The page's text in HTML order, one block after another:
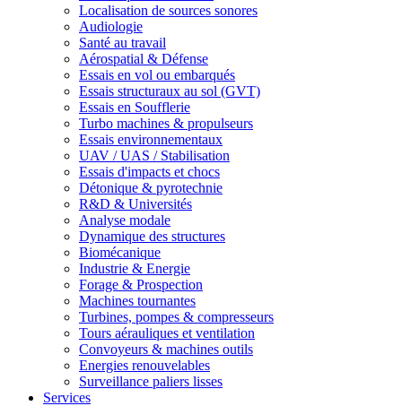
Localisation de sources sonores
Audiologie
Santé au travail
Aérospatial & Défense
Essais en vol ou embarqués
Essais structuraux au sol (GVT)
Essais en Soufflerie
Turbo machines & propulseurs
Essais environnementaux
UAV / UAS / Stabilisation
Essais d'impacts et chocs
Détonique & pyrotechnie
R&D & Universités
Analyse modale
Dynamique des structures
Biomécanique
Industrie & Energie
Forage & Prospection
Machines tournantes
Turbines, pompes & compresseurs
Tours aérauliques et ventilation
Convoyeurs & machines outils
Energies renouvelables
Surveillance paliers lisses
Services